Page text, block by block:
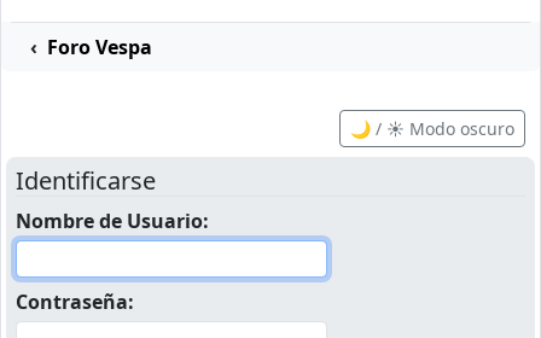
Foro Vespa
🌙 / ☀️ Modo oscuro
Identificarse
Nombre de Usuario:
Contraseña: